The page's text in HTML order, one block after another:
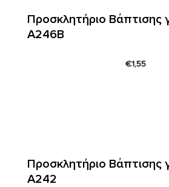
Προσκλητήριο Βάπτισης
Α246Β
€1,55
Προσκλητήριο Βάπτισης
Α242